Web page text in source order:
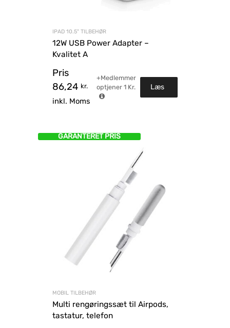
IPAD 10.5" TILBEHØR
12W USB Power Adapter –
Kvalitet A
Pris
86,24 kr.
inkl. Moms
+Medlemmer
optjener1 Kr. Læs
GARANTERET PRIS
MOBIL TILBEHØR
Multi rengøringssæt til Airpods,
tastatur, telefon